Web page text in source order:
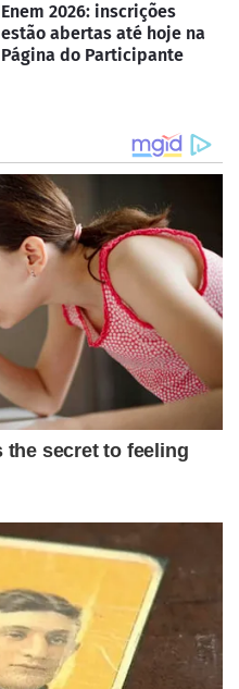
Enem 2026: inscrições
estão abertas até hoje na
Página do Participante